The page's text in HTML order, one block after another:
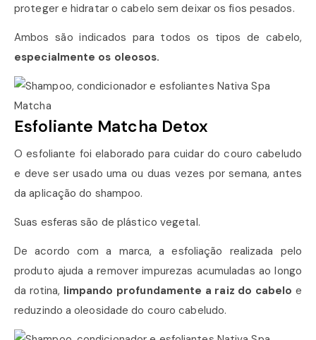
proteger e hidratar o cabelo sem deixar os fios pesados.
Ambos são indicados para todos os tipos de cabelo,
especialmente os oleosos.
Esfoliante Matcha Detox
O esfoliante foi elaborado para cuidar do couro cabeludo
e deve ser usado uma ou duas vezes por semana, antes
da aplicação do shampoo.
Suas esferas são de plástico vegetal.
De acordo com a marca, a esfoliação realizada pelo
produto ajuda a remover impurezas acumuladas ao longo
da rotina, limpando profundamente a raiz do cabelo e
reduzindo a oleosidade do couro cabeludo.